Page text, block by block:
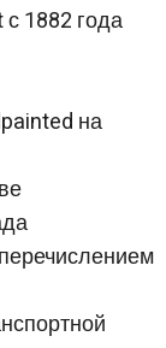
1882 года
на